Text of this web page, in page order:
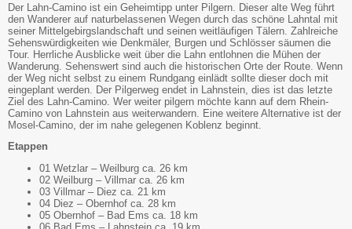
Der Lahn-Camino ist ein Geheimtipp unter Pilgern. Dieser alte Weg führt
den Wanderer auf naturbelassenen Wegen durch das schöne Lahntal mit
seiner Mittelgebirgslandschaft und seinen weitläufigen Tälern. Zahlreiche
Sehenswürdigkeiten wie Denkmäler, Burgen und Schlösser säumen die
Tour. Herrliche Ausblicke weit über die Lahn entlohnen die Mühen der
Wanderung. Sehenswert sind auch die historischen Orte der Route. Wenn
der Weg nicht selbst zu einem Rundgang einlädt sollte dieser doch mit
eingeplant werden. Der Pilgerweg endet in Lahnstein, dies ist das letzte
Ziel des Lahn-Camino. Wer weiter pilgern möchte kann auf dem Rhein-
Camino von Lahnstein aus weiterwandern. Eine weitere Alternative ist der
Mosel-Camino, der im nahe gelegenen Koblenz beginnt.
Etappen
01 Wetzlar – Weilburg ca. 26 km
02 Weilburg – Villmar ca. 26 km
03 Villmar – Diez ca. 21 km
04 Diez – Obernhof ca. 28 km
05 Obernhof – Bad Ems ca. 18 km